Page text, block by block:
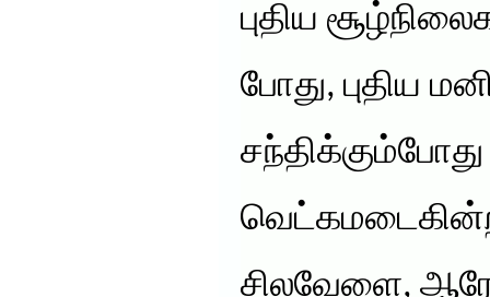
புதிய
போது, புதிய
சிலவேளை,